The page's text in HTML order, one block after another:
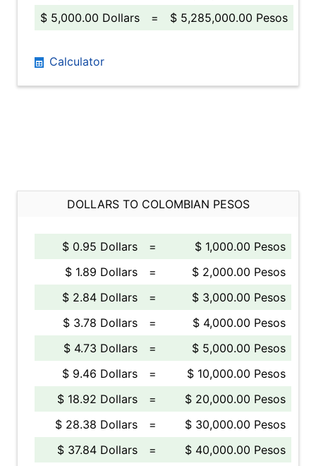
$ 5,000.00 Dollars
= $ 5,285,000.00 Pesos
Calculator
DOLLARS TO COLOMBIAN PESOS
$ 0.95 Dollars =
$ 1,000.00 Pesos
$ 1.89 Dollars
=
$ 2,000.00 Pesos
$ 2.84 Dollars
=
$ 3,000.00 Pesos
$ 3.78 Dollars
=
$ 4,000.00 Pesos
$ 4.73 Dollars
=
$ 5,000.00 Pesos
$ 9.46 Dollars
=
$ 10,000.00 Pesos
$ 18.92 Dollars
=
$ 20,000.00 Pesos
$ 28.38 Dollars
=
$ 30,000.00 Pesos
$ 37.84 Dollars
= $ 40,000.00 Pesos